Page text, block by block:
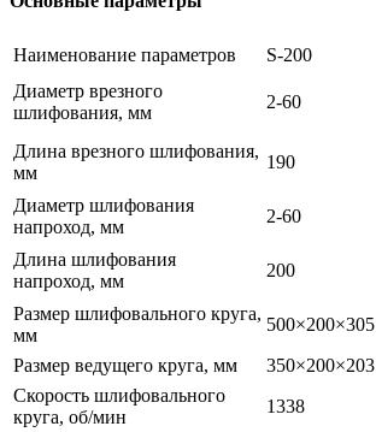
Наименование параметров
S-200
Диаметр врезного
шлифования, мм
2-60
Длина врезного шлифования,
мм
190
Диаметр шлифования
напроход, мм
2-60
Длина шлифования
напроход, мм
200
Размер шлифовального круга,
мм
500×200×305
Размер ведущего круга, мм
350×200×203
Скорость шлифовального
круга, об/мин
1338